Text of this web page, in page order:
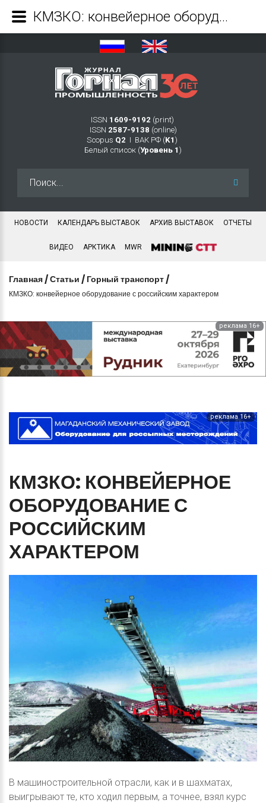
ISSN 1609-9192 (print)
ISSN 2587-9138 (online)
Scopus Q2 Ι ВАК РФ (K1 )
Белый список (Уровень 1 )
НОВОСТИ КАЛЕНДАРЬ ВЫСТАВОК АРХИВ ВЫСТАВОК ОТЧЕТЫ
ВИДЕО АРКТИКА MWR
Главная /Статьи / Горный транспорт /
КМЗКО: конвейерное оборудование с российским характером
реклама 16+
реклама 16+
КМЗКО: КОНВЕЙЕРНОЕ
ОБОРУДОВАНИЕ С
РОССИЙСКИМ
ХАРАКТЕРОМ
В машиностроительной отрасли, как и в шахматах,
выигрывают те, кто ходил первым, а точнее, взял курс
КМЗКО: конвейерное оборудование с российским характером - Журнал Горная промышленность